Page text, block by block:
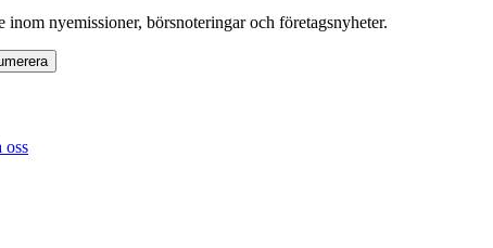
inom nyemissioner, börsnoteringar och företagsnyheter.
oss